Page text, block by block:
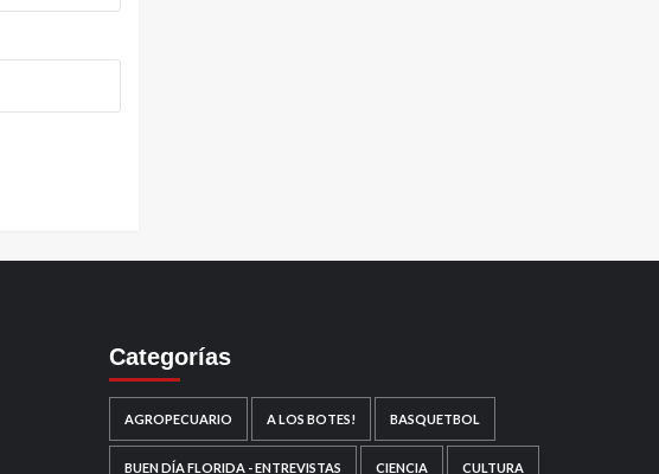
Categorías
AGROPECUARIO A LOS BOTES! BASQUETBOL
BUEN DÍA FLORIDA - ENTREVISTAS CIENCIA CULTURA